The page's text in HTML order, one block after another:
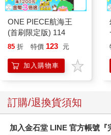
ONE PIECE航海王
(首刷限定版) 114
85 折 特價 123 元
加入購物車
訂購/退換貨須知
加入金石堂 LINE 官方帳號